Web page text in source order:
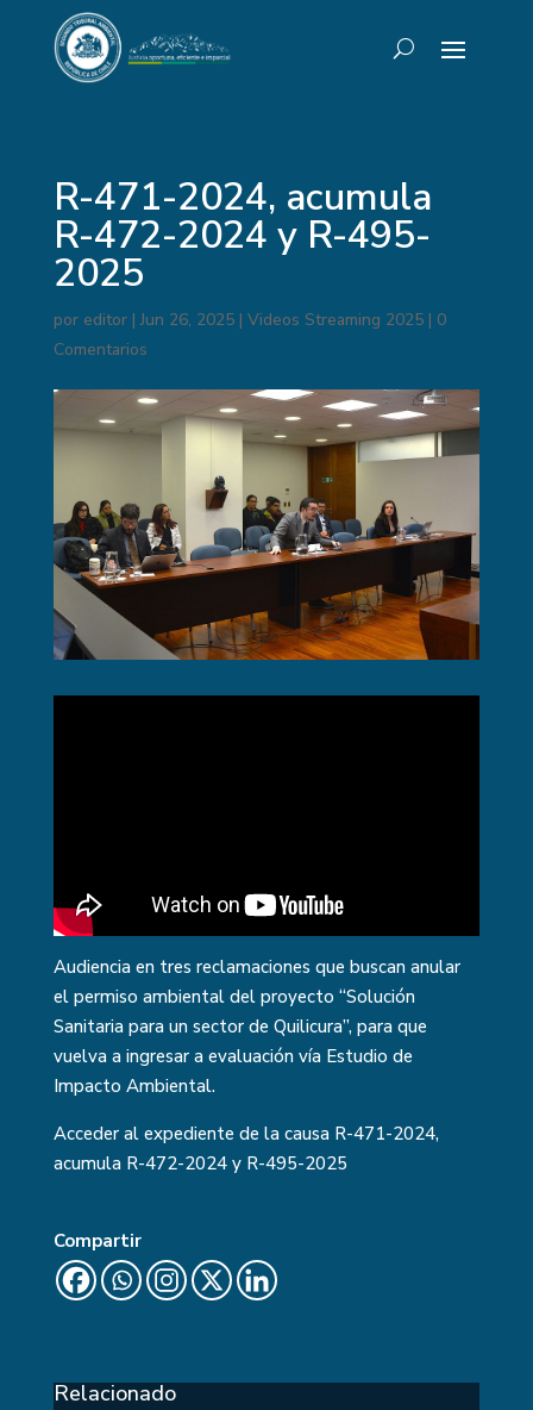
R-471-2024, acumula
R-472-2024 y R-495-
2025
por editor|Jun 26, 2025| Videos Streaming 2025| 0
Comentarios
Audiencia en tres reclamaciones que buscan anular
el permiso ambiental del proyecto “Solución
Sanitaria para un sector de Quilicura”, para que
vuelva a ingresar a evaluación vía Estudio de
Impacto Ambiental.
Acceder al expediente de la causa R-471-2024,
acumula R-472-2024 y R-495-2025
Compartir
Relacionado